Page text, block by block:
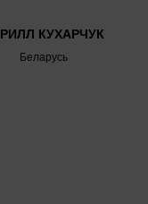
КУХАРЧУК
Беларусь